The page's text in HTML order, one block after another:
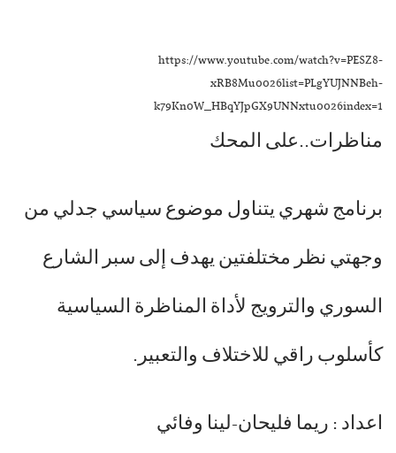
https://www.youtube.com/watch?v=PESZ8-
xRB8Mu0026list=PLgYUJNNBeh-
k79Kn0W_HBqYJpGX9UNNxtu0026index=1
مناظرات..على المحك
برنامج شهري يتناول موضوع سياسي جدلي من
وجهتي نظر مختلفتين يهدف إلى سبر الشارع
السوري والترويج لأداة المناظرة السياسية
كأسلوب راقي للاختلاف والتعبير.
اعداد : ريما فليحان-لينا وفائي